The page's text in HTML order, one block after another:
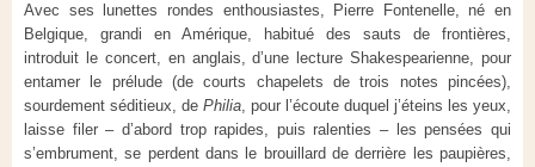
Avec ses lunettes rondes enthousiastes, Pierre Fontenelle, né en
Belgique, grandi en Amérique, habitué des sauts de frontières,
introduit le concert, en anglais, d’une lecture Shakespearienne, pour
entamer le prélude (de courts chapelets de trois notes pincées),
sourdement séditieux, de Philia, pour l’écoute duquel j’éteins les yeux,
laisse filer – d’abord trop rapides, puis ralenties – les pensées qui
s’embrument, se perdent dans le brouillard de derrière les paupières,